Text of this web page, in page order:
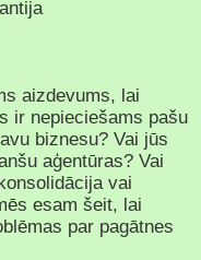
aizdevums, lai
ir nepieciešams pašu
biznesu? Vai jūs
aģentūras? Vai
vai
esam šeit, lai
par pagātnes